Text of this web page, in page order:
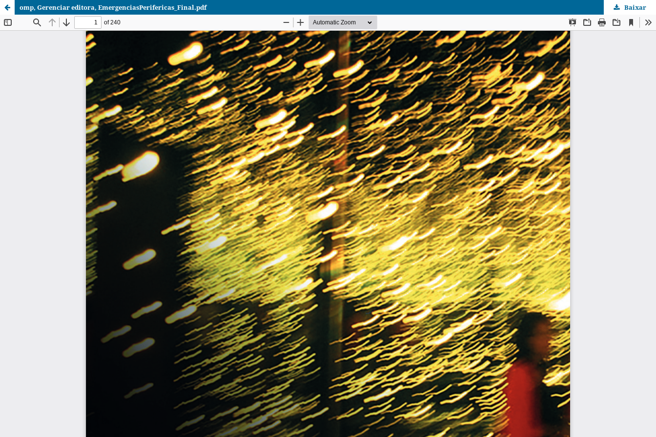
omp, Gerenciar editora, EmergenciasPerifericas_Final.pdf Baixar